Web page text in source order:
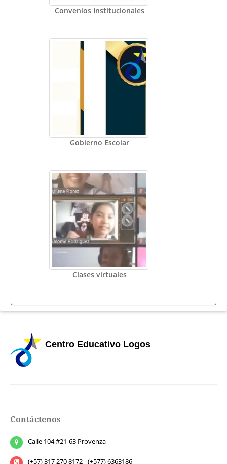
Convenios Institucionales
Gobierno Escolar
Clases virtuales
Centro Educativo Logos
Contáctenos
Calle 104 #21-63 Provenza
(+57) 317 270 8172 - (+577) 6363186